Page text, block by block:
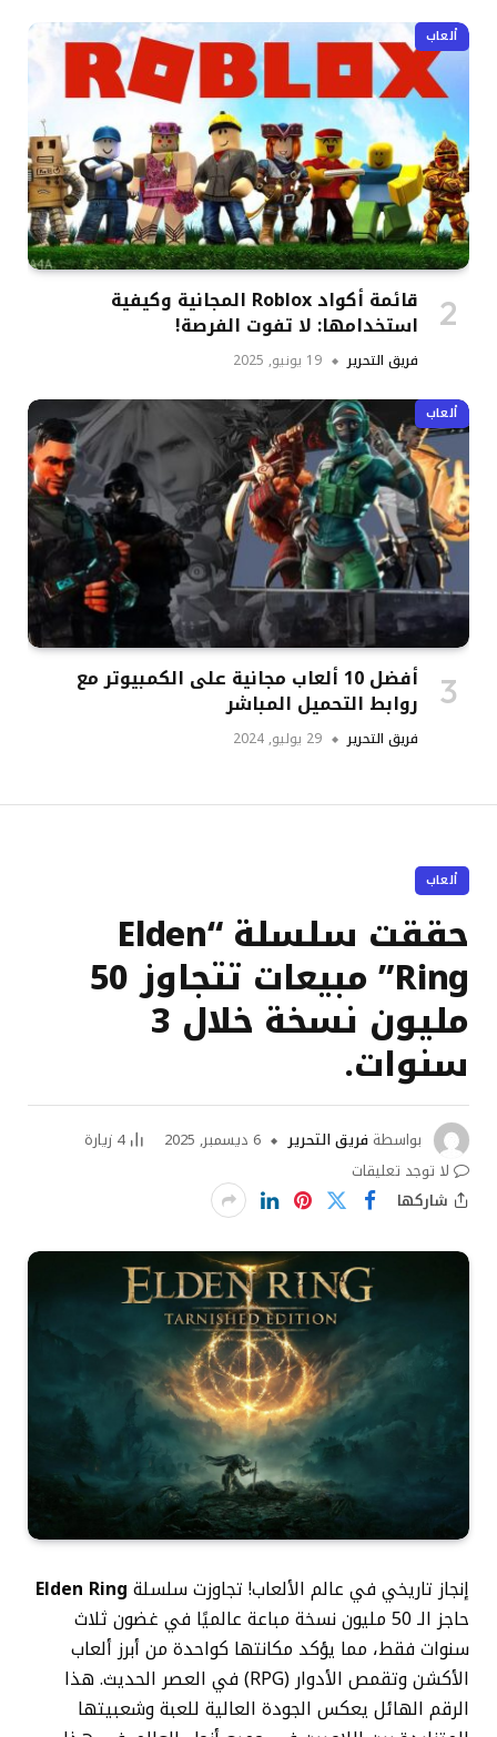
ألعاب
قائمة أكواد Roblox المجانية وكيفية
استخدامها: لا تفوت الفرصة!
فريق التحرير 19 يونيو, 2025
ألعاب
أفضل 10 ألعاب مجانية على الكمبيوتر مع
روابط التحميل المباشر
فريق التحرير 29 يوليو, 2024
ألعاب
حققت سلسلة “Elden
Ring” مبيعات تتجاوز 50
مليون نسخة خلال 3
سنوات.
بواسطة فريق التحرير 6 ديسمبر, 2025 4 زيارة
لا توجد تعليقات
شاركها
إنجاز تاريخي في عالم الألعاب! تجاوزت سلسلة Elden Ring
حاجز الـ 50 مليون نسخة مباعة عالميًا في غضون ثلاث
سنوات فقط، مما يؤكد مكانتها كواحدة من أبرز ألعاب
الأكشن وتقمص الأدوار (RPG) في العصر الحديث. هذا
الرقم الهائل يعكس الجودة العالية للعبة وشعبيتها